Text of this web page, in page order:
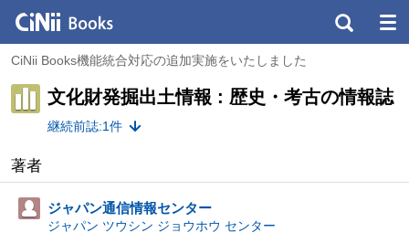
CiNii Books機能統合対応の追加実施をいたしました
文化財発掘出土情報 : 歴史・考古の情報誌
継続前誌:1件
著者
ジャパン通信情報センター
ジャパン ツウシン ジョウホウ センター